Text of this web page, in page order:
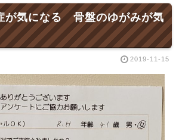
気になる 骨盤のゆがみが気
2019-11-15